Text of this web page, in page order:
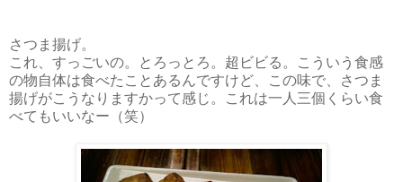
さつま揚げ。
これ、すっごいの。とろっとろ。超ビビる。こういう食感
の物自体は食べたことあるんですけど、この味で、さつま
揚げがこうなりますかって感じ。これは一人三個くらい食
べてもいいなー（笑）